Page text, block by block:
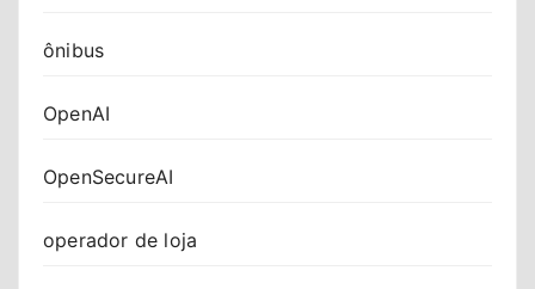
ônibus
OpenAI
OpenSecureAI
operador de loja